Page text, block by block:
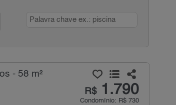
- 58 m²
R$1.790
Condomínio: R$ 730